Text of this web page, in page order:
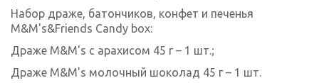
Набор драже, батончиков, конфет и печенья
M&M's&Friends Candy box:
Драже M&M's с арахисом 45 г – 1 шт.;
Драже M&M's молочный шоколад 45 г – 1 шт.